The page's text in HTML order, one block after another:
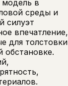
в
среды и
силуэт
впечатление,
для толстовки
обстановке.